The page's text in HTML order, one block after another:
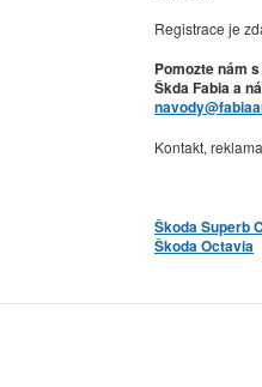
Registrace je
Pomozte nám
Škda Fabia a
Kontakt,
Škoda Superb
Škoda Octavia